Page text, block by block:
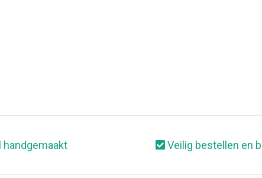
handgemaakt Veilig bestellen en